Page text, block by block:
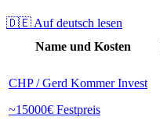
🇩🇪 Auf deutsch lesen
Name und Kosten
CHP / Gerd Kommer Invest
~15000€ Festpreis